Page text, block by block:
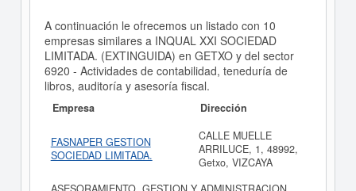
A continuación le ofrecemos un listado con 10
empresas similares a INQUAL XXI SOCIEDAD
LIMITADA. (EXTINGUIDA) en GETXO y del sector
6920 - Actividades de contabilidad, teneduría de
libros, auditoría y asesoría fiscal.
Empresa Dirección
FASNAPER GESTION
SOCIEDAD LIMITADA.
CALLE MUELLE
ARRILUCE, 1, 48992,
Getxo, VIZCAYA